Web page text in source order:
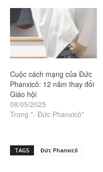
Cuộc cách mạng của Đức
Phanxicô: 12 năm thay đổi
Giáo hội
08/05/2025
Trong "- Đức Phanxicô"
TAGS Đức Phanxicô